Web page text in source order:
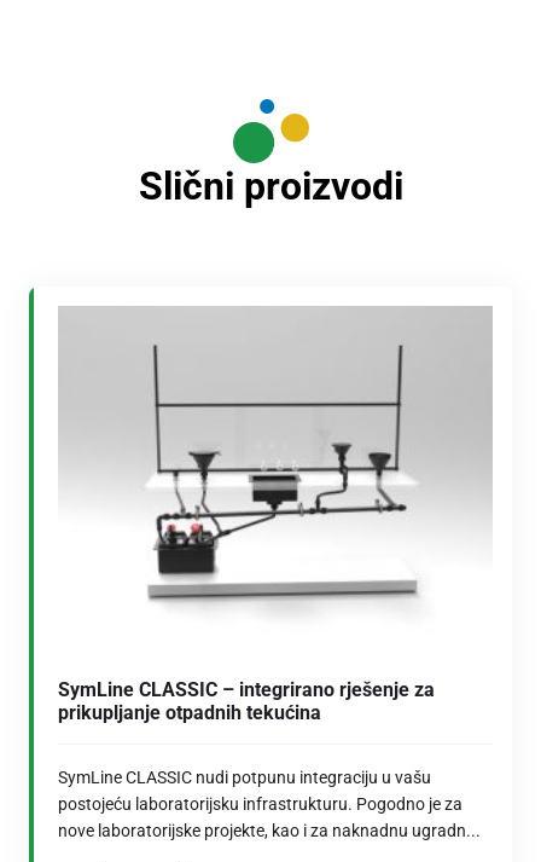
Slični proizvodi
SymLine CLASSIC – integrirano rješenje za
prikupljanje otpadnih tekućina
SymLine CLASSIC nudi potpunu integraciju u vašu
postojeću laboratorijsku infrastrukturu. Pogodno je za
nove laboratorijske projekte, kao i za naknadnu ugradn...